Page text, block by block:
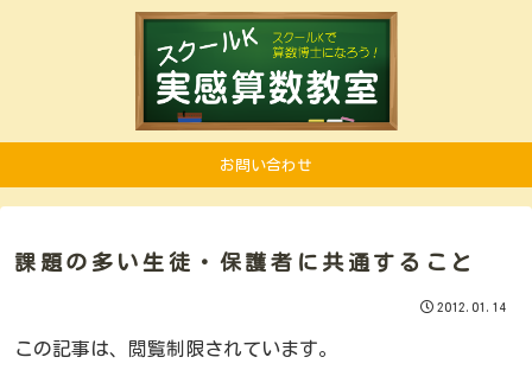
お問い合わせ
課題の多い生徒・保護者に共通すること
2012.01.14
この記事は、閲覧制限されています。